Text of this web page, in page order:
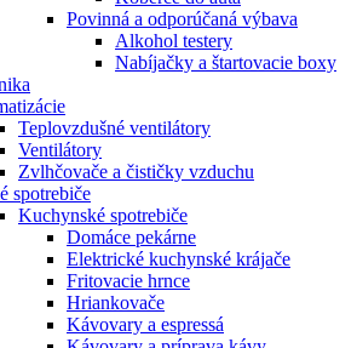
Povinná a odporúčaná výbava
Alkohol testery
Nabíjačky a štartovacie boxy
Teplovzdušné ventilátory
Ventilátory
Zvlhčovače a čističky vzduchu
spotrebiče
Kuchynské spotrebiče
Domáce pekárne
Elektrické kuchynské krájače
Fritovacie hrnce
Hriankovače
Kávovary a espressá